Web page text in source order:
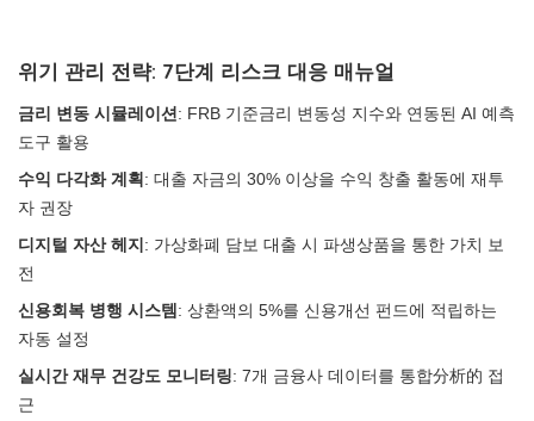
위기 관리 전략: 7단계 리스크 대응 매뉴얼
금리 변동 시뮬레이션 : FRB 기준금리 변동성 지수와 연동된 AI 예측
도구 활용
수익 다각화 계획 : 대출 자금의 30% 이상을 수익 창출 활동에 재투
자 권장
디지털 자산 헤지 : 가상화폐 담보 대출 시 파생상품을 통한 가치 보
전
신용회복 병행 시스템 : 상환액의 5%를 신용개선 펀드에 적립하는
자동 설정
실시간 재무 건강도 모니터링: 7개 금융사 데이터를 통합分析的 접
근